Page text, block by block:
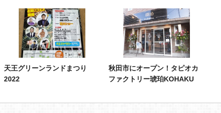
天王グリーンランドまつり
2022
秋田市にオープン！タピオカ
ファクトリー琥珀KOHAKU